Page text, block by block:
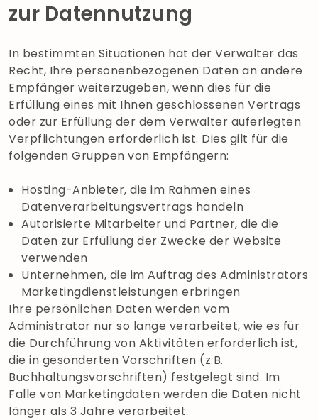
zur Datennutzung
In bestimmten Situationen hat der Verwalter das
Recht, Ihre personenbezogenen Daten an andere
Empfänger weiterzugeben, wenn dies für die
Erfüllung eines mit Ihnen geschlossenen Vertrags
oder zur Erfüllung der dem Verwalter auferlegten
Verpflichtungen erforderlich ist. Dies gilt für die
folgenden Gruppen von Empfängern:
Hosting-Anbieter, die im Rahmen eines
Datenverarbeitungsvertrags handeln
Autorisierte Mitarbeiter und Partner, die die
Daten zur Erfüllung der Zwecke der Website
verwenden
Unternehmen, die im Auftrag des Administrators
Marketingdienstleistungen erbringen
Ihre persönlichen Daten werden vom
Administrator nur so lange verarbeitet, wie es für
die Durchführung von Aktivitäten erforderlich ist,
die in gesonderten Vorschriften (z.B.
Buchhaltungsvorschriften) festgelegt sind. Im
Falle von Marketingdaten werden die Daten nicht
länger als 3 Jahre verarbeitet.